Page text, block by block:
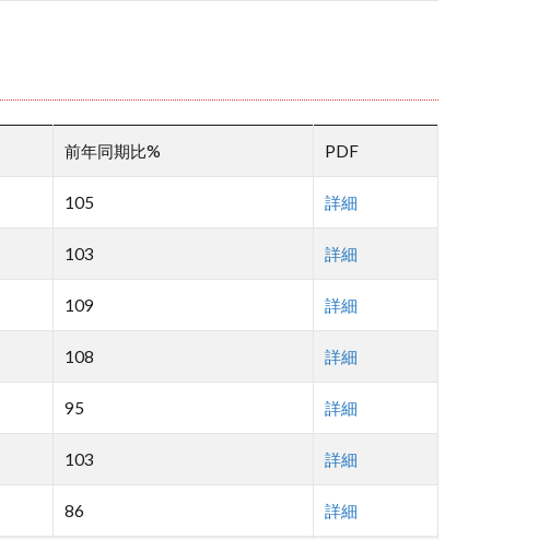
前年同期比% PDF
105 詳細
103 詳細
109 詳細
108 詳細
95 詳細
103 詳細
86 詳細